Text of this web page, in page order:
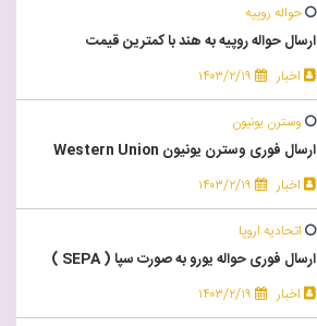
حواله روپیه
ارسال حواله روپیه به هند با کمترین قیمت
اخبار ۱۴۰۳/۲/۱۹
وسترن یونیون
ارسال فوری وسترن یونیون Western Union
اخبار ۱۴۰۳/۲/۱۹
اتحادیه اروپا
ارسال فوری حواله یورو به صورت سپا ( SEPA )
اخبار ۱۴۰۳/۲/۱۹